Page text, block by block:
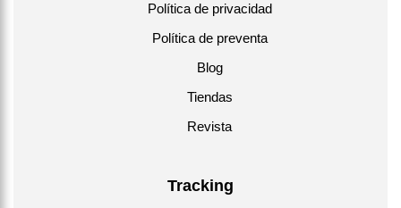
Política de privacidad
Política de preventa
Blog
Tiendas
Revista
Tracking